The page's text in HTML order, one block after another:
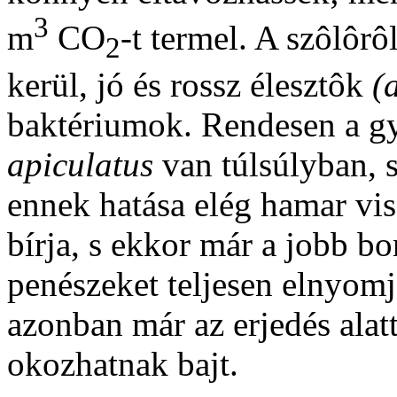
m3 CO2-t termel. A
kerül, jó és rossz élesztôk
baktériumok. Rendesen a
apiculatus van túlsúlyban,
ennek hatása elég hamar
bírja, s ekkor már a jobb
penészeket teljesen
azonban már az erjedés
okozhatnak bajt.